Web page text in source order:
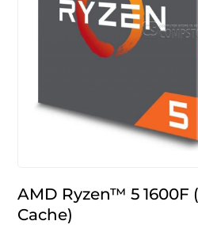
AMD Ryzen™ 5 1600F
Cache)